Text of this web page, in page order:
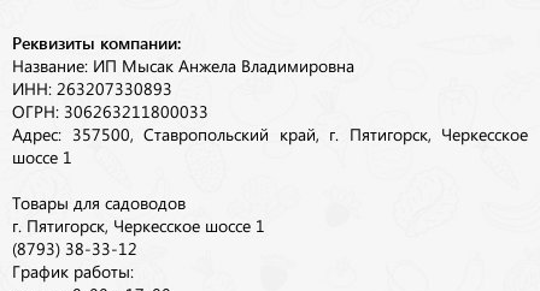
Реквизиты компании:
Название: ИП Мысак Анжела Владимировна
ИНН: 263207330893
ОГРН: 306263211800033
Адрес: 357500, Ставропольский край, г. Пятигорск, Черкесское
шоссе 1
Товары для садоводов
г. Пятигорск, Черкесское шоссе 1
(8793) 38-33-12
График работы: